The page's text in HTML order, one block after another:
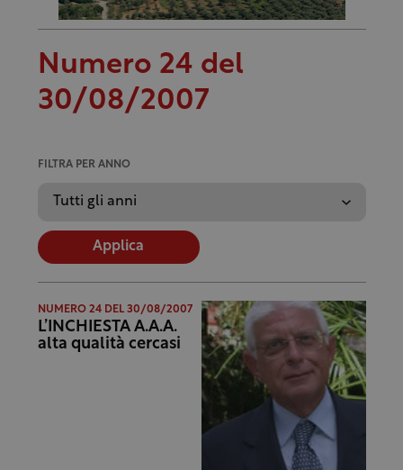
Numero 24 del
30/08/2007
FILTRA PER ANNO
Applica
NUMERO 24 DEL 30/08/2007
L’INCHIESTA A.A.A.
alta qualità cercasi